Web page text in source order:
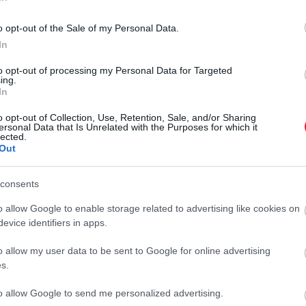
opt-out of the Sale of my Personal Data.
opt-out of processing my Personal Data for Targeted
opt-out of Collection, Use, Retention, Sale, and/or Sharing
Data that Is Unrelated with the Purposes for which it
allow Google to enable storage related to advertising like cookies on
identifiers in apps.
allow my user data to be sent to Google for online advertising
allow Google to send me personalized advertising.
felelevenítsünk 4 kulcsfontosságú